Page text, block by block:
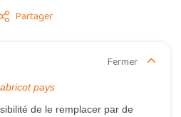
Partager
Fermer
pays
de le remplacer par de